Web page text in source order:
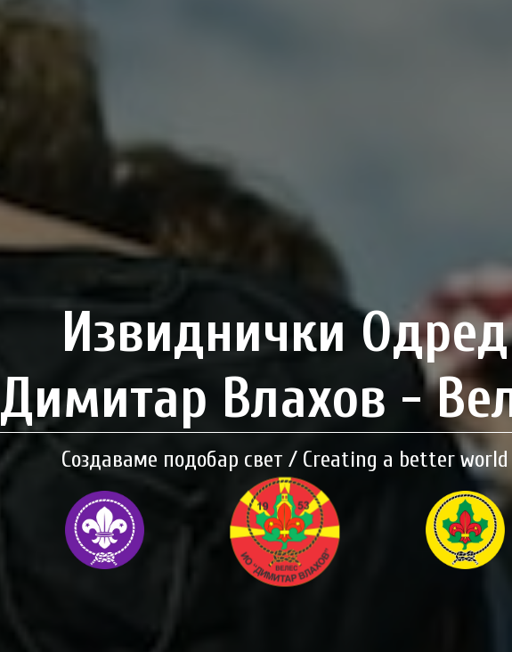
Извиднички Одред
Димитар Влахов -
Создаваме подобар свет / Creating a better world